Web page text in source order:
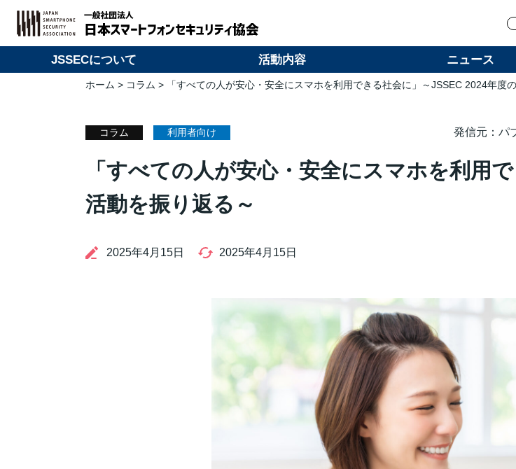
JSSECについて 活動内容 ニュース
ホーム > コラム > 「すべての人が安心・安全にスマホを利用できる社会に」～JSSEC 2024年度
コラム 利用者向け 発信元：パ
「すべての人が安心・安全にスマホを利用
活動を振り返る～
2025年4月15日 2025年4月15日